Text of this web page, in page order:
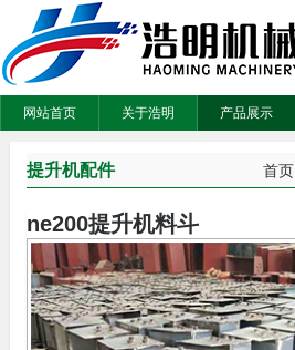
网站首页 关于浩明 产品展示
提升机配件 首页
ne200提升机料斗